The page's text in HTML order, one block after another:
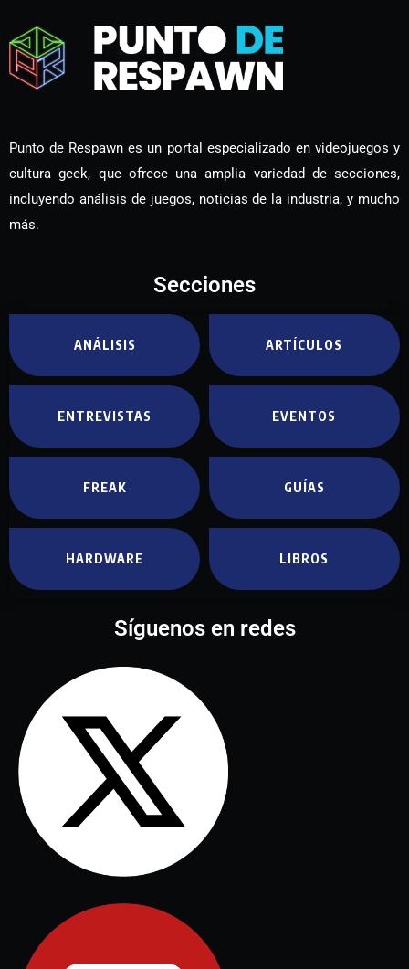
Punto de Respawn es un portal especializado en videojuegos y
cultura geek, que ofrece una amplia variedad de secciones,
incluyendo análisis de juegos, noticias de la industria, y mucho
más.
Secciones
ANÁLISIS ARTÍCULOS
ENTREVISTAS EVENTOS
FREAK GUÍAS
HARDWARE LIBROS
Síguenos en redes